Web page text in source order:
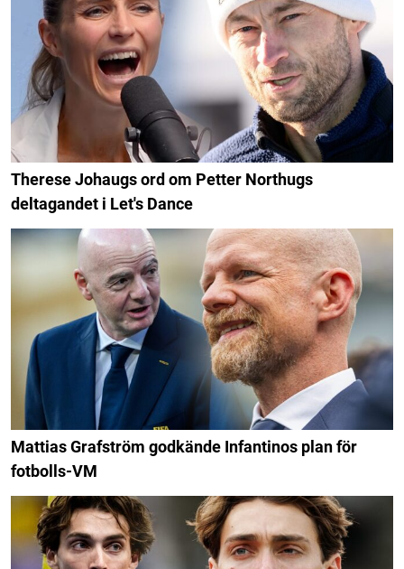
Therese Johaugs ord om Petter Northugs
deltagandet i Let's Dance
Mattias Grafström godkände Infantinos plan för
fotbolls-VM